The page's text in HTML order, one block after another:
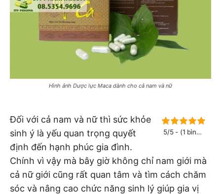
Hình ảnh Dược lực Maca dành cho cả nam và nữ
5/5 - (1 bình
Đối với cả nam và nữ thì sức khỏe
sinh ý là yếu quan trọng quyết
định đến hạnh phúc gia đình.
Chính vì vậy mà bây giờ không chỉ nam giới mà
cả nữ giới cũng rất quan tâm và tìm cách chăm
sóc và nâng cao chức năng sinh lý giúp gia vị